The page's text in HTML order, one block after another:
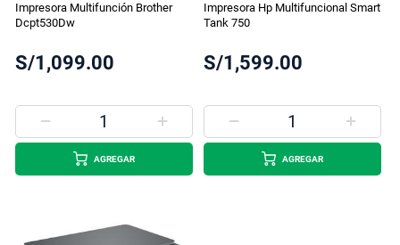
Impresora Multifunción Brother
Dcpt530Dw
S/1,099.00
AGREGAR
Impresora Hp Multifuncional Smart
Tank 750
S/1,599.00
AGREGAR